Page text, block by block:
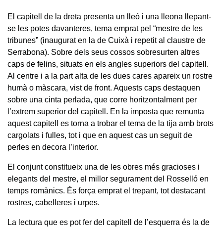
El capitell de la dreta presenta un lleó i una lleona llepant-
se les potes davanteres, tema emprat pel “mestre de les
tribunes” (inaugurat en la de Cuixà i repetit al claustre de
Serrabona). Sobre dels seus cossos sobresurten altres
caps de felins, situats en els angles superiors del capitell.
Al centre i a la part alta de les dues cares apareix un rostre
humà o màscara, vist de front. Aquests caps destaquen
sobre una cinta perlada, que corre horitzontalment per
l’extrem superior del capitell. En la imposta que remunta
aquest capitell es torna a trobar el tema de la tija amb brots
cargolats i fulles, tot i que en aquest cas un seguit de
perles en decora l’interior.
El conjunt constitueix una de les obres més gracioses i
elegants del mestre, el millor segurament del Rosselló en
temps romànics. És força emprat el trepant, tot destacant
rostres, cabelleres i urpes.
La lectura que es pot fer del capitell de l’esquerra és la de